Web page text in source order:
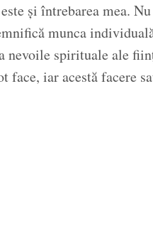
și întrebarea mea.
munca
nevoile spirituale ale
face, iar acestă facere